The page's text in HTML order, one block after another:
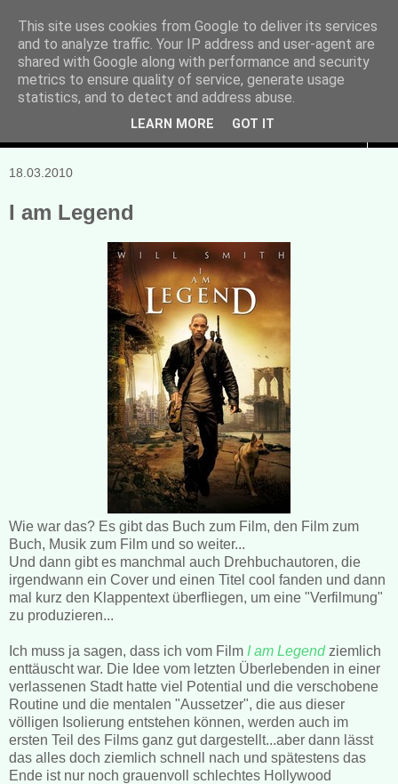
Manuela Sonntag
Bücher, Blogs & mehr
18.03.2010
I am Legend
Wie war das? Es gibt das Buch zum Film, den Film zum
Buch, Musik zum Film und so weiter...
Und dann gibt es manchmal auch Drehbuchautoren, die
irgendwann ein Cover und einen Titel cool fanden und dann
mal kurz den Klappentext überfliegen, um eine "Verfilmung"
zu produzieren...
Ich muss ja sagen, dass ich vom Film I am Legendziemlich
enttäuscht war. Die Idee vom letzten Überlebenden in einer
verlassenen Stadt hatte viel Potential und die verschobene
Routine und die mentalen "Aussetzer", die aus dieser
völligen Isolierung entstehen können, werden auch im
ersten Teil des Films ganz gut dargestellt...aber dann lässt
das alles doch ziemlich schnell nach und spätestens das
Ende ist nur noch grauenvoll schlechtes Hollywood
This site uses cookies from Google to deliver its services
and to analyze traffic. Your IP address and user-agent are
shared with Google along with performance and security
metrics to ensure quality of service, generate usage
statistics, and to detect and address abuse.
LEARN MORE GOT IT